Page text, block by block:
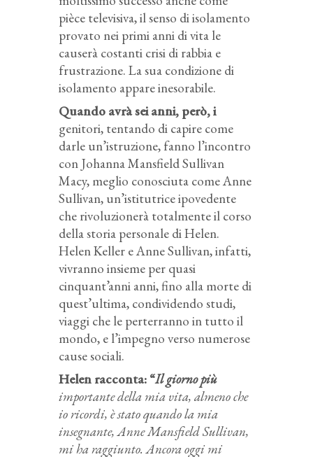
pièce televisiva, il senso di isolamento
provato nei primi anni di vita le
causerà costanti crisi di rabbia e
frustrazione. La sua condizione di
isolamento appare inesorabile.
Quando avrà sei anni, però, i
genitori, tentando di capire come
darle un’istruzione, fanno l’incontro
con Johanna Mansfield Sullivan
Macy, meglio conosciuta come Anne
Sullivan, un’istitutrice ipovedente
che rivoluzionerà totalmente il corso
della storia personale di Helen.
Helen Keller e Anne Sullivan, infatti,
vivranno insieme per quasi
cinquant’anni anni, fino alla morte di
quest’ultima, condividendo studi,
viaggi che le perterranno in tutto il
mondo, e l’impegno verso numerose
cause sociali.
Helen racconta: “Il giorno più
importante della mia vita, almeno che
io ricordi, è stato quando la mia
insegnante, Anne Mansfield Sullivan,
mi ha raggiunto. Ancora oggi mi